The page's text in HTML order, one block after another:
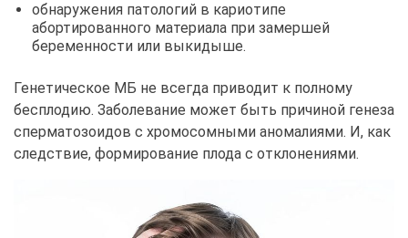
обнаружения патологий в кариотипе
абортированного материала при замершей
беременности или выкидыше.
Генетическое МБ не всегда приводит к полному
бесплодию. Заболевание может быть причиной генеза
сперматозоидов с хромосомными аномалиями. И, как
следствие, формирование плода с отклонениями.